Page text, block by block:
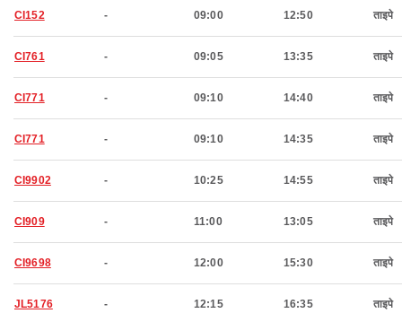
CI152 - 09:00 12:50 ताइपे
CI761 - 09:05 13:35 ताइपे
CI771 - 09:10 14:40 ताइपे
CI771 - 09:10 14:35 ताइपे
CI9902 - 10:25 14:55 ताइपे
CI909 - 11:00 13:05 ताइपे
CI9698 - 12:00 15:30 ताइपे
JL5176 - 12:15 16:35 ताइपे